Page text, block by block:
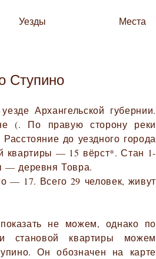
Уезды Места
Ступино
Архангельской губернии.
(. По правую сторону реки
до уездного города
квартиры — 15 вёрст*. Стан 1-
— деревня Товра.
— 17. Всего 29 человек, живут
не можем, однако по
становой квартиры можем
Он обозначен на карте